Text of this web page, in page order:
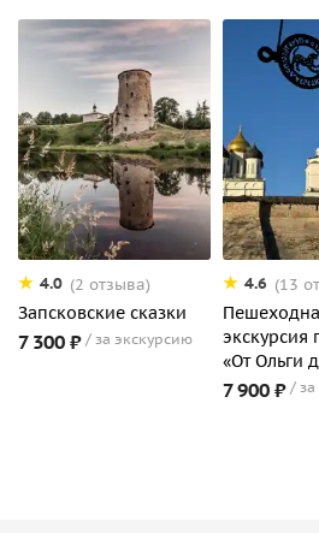
4.0 (2 отзыва)
Запсковские сказки
7 300 ₽ за экскурсию
4.6 (13
экскурсия
«От Ольги
7 900 ₽